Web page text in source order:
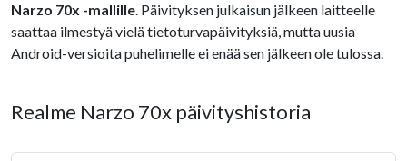
Narzo 70x -mallille. Päivityksen julkaisun jälkeen laitteelle
saattaa ilmestyä vielä tietoturvapäivityksiä, mutta uusia
Android-versioita puhelimelle ei enää sen jälkeen ole tulossa.
Realme Narzo 70x päivityshistoria